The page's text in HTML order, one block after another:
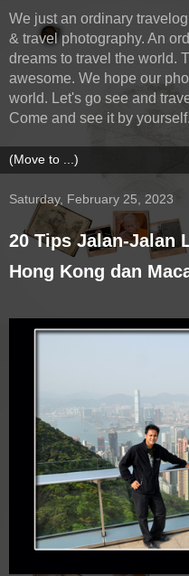
We just an ordinary
& travel photography. An
dreams to travel the world.
awesome. We hope our
world. Let's go see and
Come and see it by yourself.
Saturday, February 25, 2023
20 Tips Jalan-Jalan
Hong Kong dan